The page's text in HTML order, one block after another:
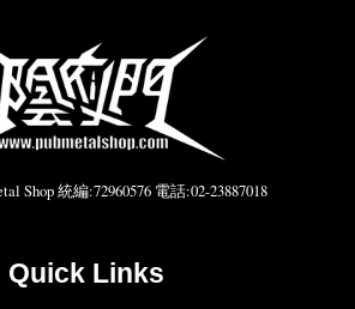
Shop 統編:72960576 電話:02-23887018
Quick Links